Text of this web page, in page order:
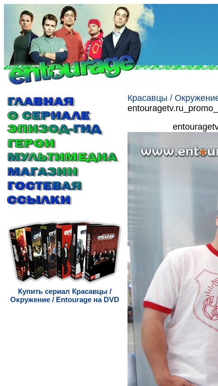
Купить сериал Красавцы /
Окружение / Entourage на DVD
Красавцы /